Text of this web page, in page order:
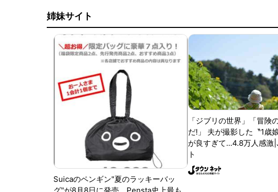
姉妹サイト
Suicaのペンギン"夏のラッキーバッ
グ"が8月8日に発売。Pensta史上最も
「ジブリの世界」「冒険
だ!」 夫が撮影した〝1歳
が良すぎて...4.8万人感激
ト